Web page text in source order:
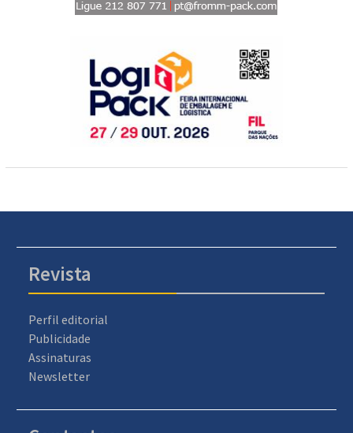
Revista
Perfil editorial
Publicidade
Assinaturas
Newsletter